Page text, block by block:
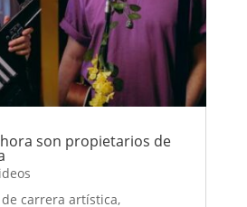
son propietarios de
carrera artística,